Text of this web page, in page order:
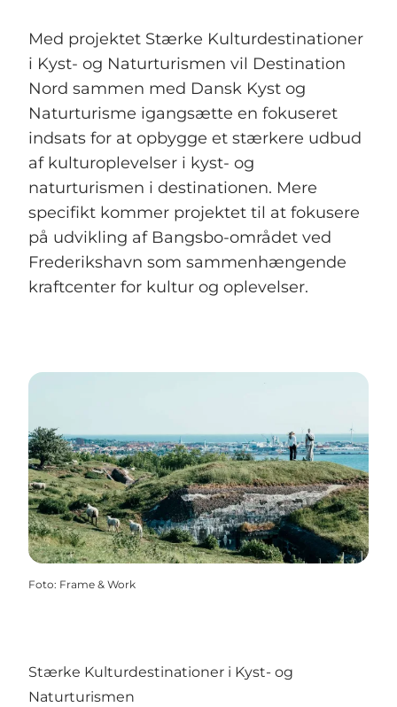
Med projektet Stærke Kulturdestinationer
i Kyst- og Naturturismen vil Destination
Nord sammen med Dansk Kyst og
Naturturisme igangsætte en fokuseret
indsats for at opbygge et stærkere udbud
af kulturoplevelser i kyst- og
naturturismen i destinationen. Mere
specifikt kommer projektet til at fokusere
på udvikling af Bangsbo-området ved
Frederikshavn som sammenhængende
kraftcenter for kultur og oplevelser.
Foto: Frame & Work
Stærke Kulturdestinationer i Kyst- og
Naturturismen